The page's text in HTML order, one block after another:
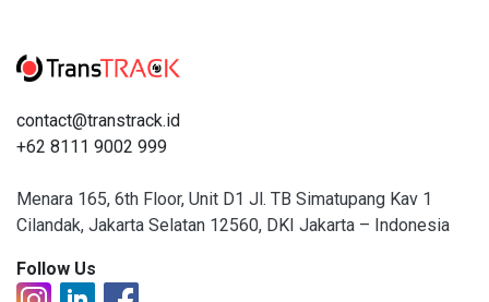
contact@transtrack.id
+62 8111 9002 999
Menara 165, 6th Floor, Unit D1 Jl. TB Simatupang Kav 1
Cilandak, Jakarta Selatan 12560, DKI Jakarta – Indonesia
Follow Us